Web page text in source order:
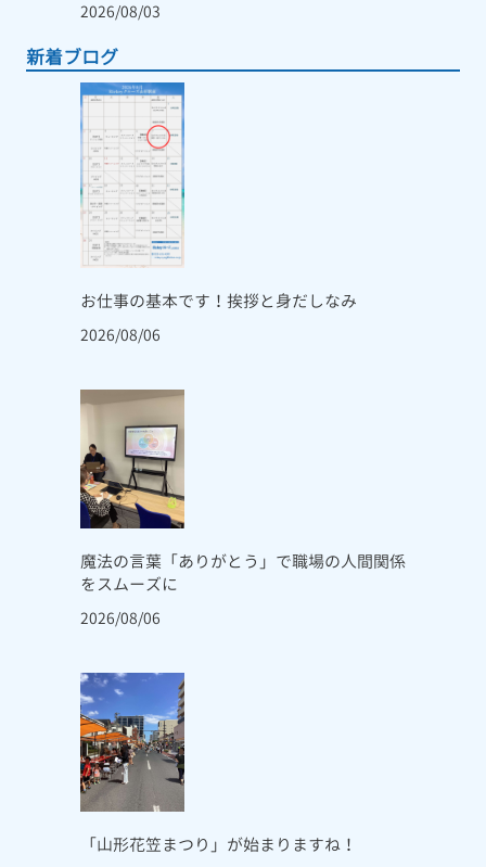
2026/08/03
新着ブログ
お仕事の基本です！挨拶と身だしなみ
2026/08/06
魔法の言葉「ありがとう」で職場の人間関係
をスムーズに
2026/08/06
「山形花笠まつり」が始まりますね！